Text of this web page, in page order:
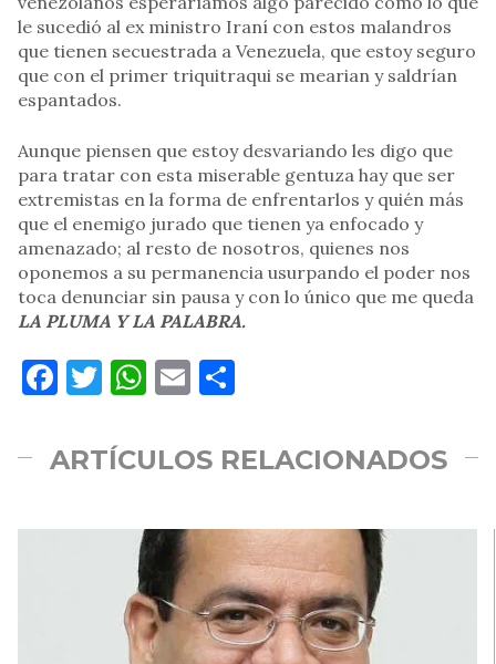
le sucedió al ex ministro Iraní con estos malandros
que tienen secuestrada a Venezuela, que estoy seguro
que con el primer triquitraqui se mearian y saldrían
espantados.
Aunque piensen que estoy desvariando les digo que
para tratar con esta miserable gentuza hay que ser
extremistas en la forma de enfrentarlos y quién más
que el enemigo jurado que tienen ya enfocado y
amenazado; al resto de nosotros, quienes nos
oponemos a su permanencia usurpando el poder nos
toca denunciar sin pausa y con lo único que me queda
LA PLUMA Y LA PALABRA.
Facebook
Twitter
WhatsApp
Email
ARTÍCULOS RELACIONADOS